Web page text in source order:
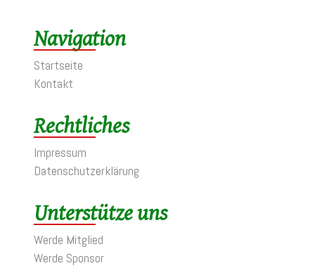
Navigation
Startseite
Kontakt
Rechtliches
Impressum
Datenschutzerklärung
Unterstütze uns
Werde Mitglied
Werde Sponsor